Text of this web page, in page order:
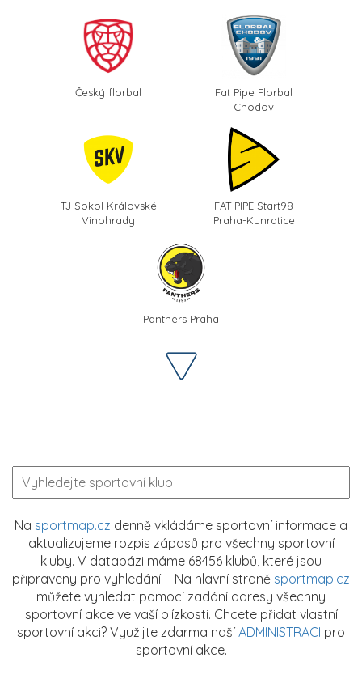
Český florbal
Fat Pipe Florbal
Chodov
TJ Sokol Královské
Vinohrady
FAT PIPE Start98
Praha-Kunratice
Panthers Praha
Na sportmap.cz denně vkládáme sportovní informace a
aktualizujeme rozpis zápasů pro všechny sportovní
kluby. V databázi máme 68456 klubů, které jsou
připraveny pro vyhledání. - Na hlavní straně sportmap.cz
můžete vyhledat pomocí zadání adresy všechny
sportovní akce ve vaší blízkosti. Chcete přidat vlastní
sportovní akci? Využijte zdarma naší ADMINISTRACI pro
sportovní akce.